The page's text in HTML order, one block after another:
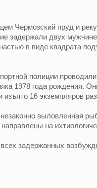
Чермозский пруд и
задержали двух
в виде квадрата
полиции
1978 года рождения.
изъято 16 экземпляров
выловленная
на
задержанных